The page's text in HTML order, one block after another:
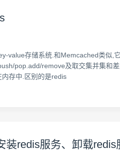
value存储系统.和Memcached类似
pop.add/remove及取交集并集和
存中.区别的是redis
装redis服务、卸载